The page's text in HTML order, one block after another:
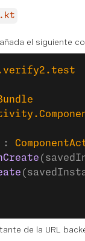
el siguiente
:
de la URL